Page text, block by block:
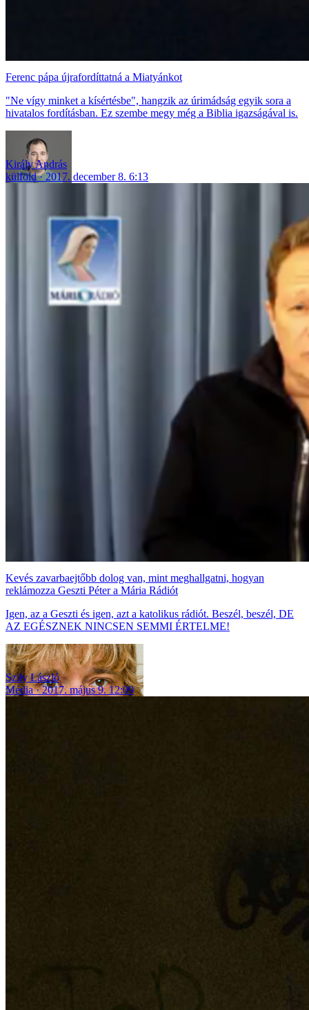
Ferenc pápa újrafordíttatná a Miatyánkot
"Ne vígy minket a kísértésbe", hangzik az úrimádság egyik sora a
hivatalos fordításban. Ez szembe megy még a Biblia igazságával is.
Király András
külföld
2017. december 8. 6:13
Kevés zavarbaejtőbb dolog van, mint meghallgatni, hogyan
reklámozza Geszti Péter a Mária Rádiót
Igen, az a Geszti és igen, azt a katolikus rádiót. Beszél, beszél, DE
AZ EGÉSZNEK NINCSEN SEMMI ÉRTELME!
Szily László
Média
2017. május 9. 12:09